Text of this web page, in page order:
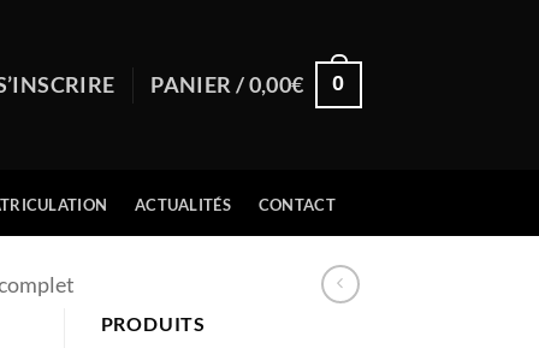
PANIER /0,00€ 0
ACTUALITÉS CONTACT
PRODUITS